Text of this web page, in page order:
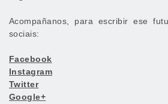
Acompañanos, para escribir ese
sociais:
Facebook
Instagram
Twitter
Google+